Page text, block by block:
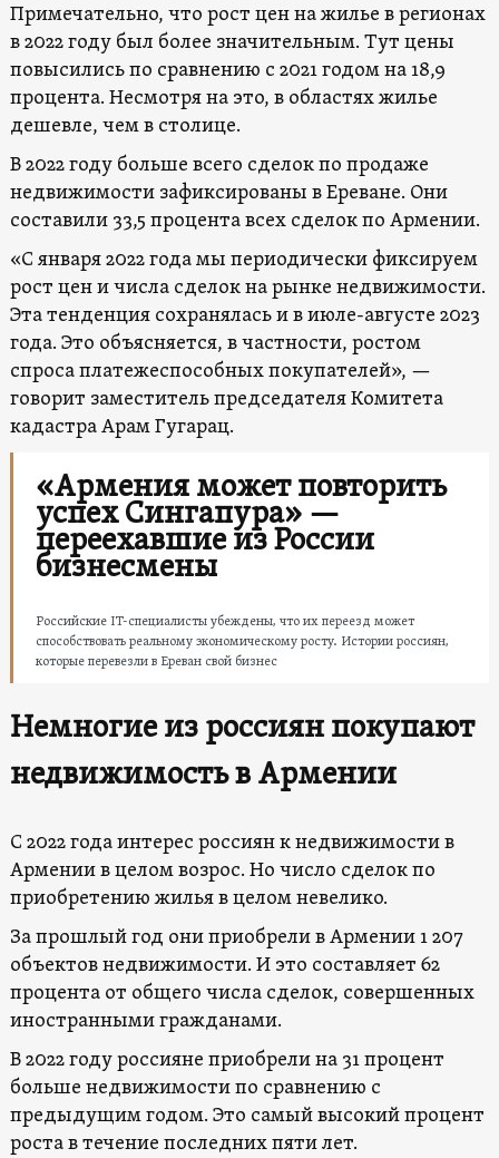
Примечательно, что рост цен на жилье в регионах
в 2022 году был более значительным. Тут цены
повысились по сравнению с 2021 годом на 18,9
процента. Несмотря на это, в областях жилье
дешевле, чем в столице.
В 2022 году больше всего сделок по продаже
недвижимости зафиксированы в Ереване. Они
составили 33,5 процента всех сделок по Армении.
«С января 2022 года мы периодически фиксируем
рост цен и числа сделок на рынке недвижимости.
Эта тенденция сохранялась и в июле-августе 2023
года. Это объясняется, в частности, ростом
спроса платежеспособных покупателей», —
говорит заместитель председателя Комитета
кадастра Арам Гугарац.
«Армения может повторить
успех Сингапура» —
переехавшие из России
бизнесмены
Российские IT-специалисты убеждены, что их переезд может
способствовать реальному экономическому росту. Истории россиян,
которые перевезли в Ереван свой бизнес
Немногие из россиян покупают
недвижимость в Армении
С 2022 года интерес россиян к недвижимости в
Армении в целом возрос. Но число сделок по
приобретению жилья в целом невелико.
За прошлый год они приобрели в Армении 1 207
объектов недвижимости. И это составляет 62
процента от общего числа сделок, совершенных
иностранными гражданами.
В 2022 году россияне приобрели на 31 процент
больше недвижимости по сравнению с
предыдущим годом. Это самый высокий процент
роста в течение последних пяти лет.